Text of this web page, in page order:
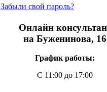
Забыли свой пароль?
Онлайн
на Буженинова, 16
График работы:
С 11:00 до 17:00